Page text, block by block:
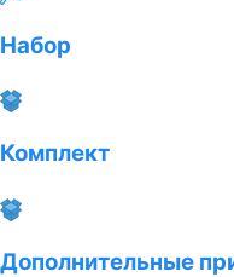
Набор
Комплект
Дополнительные